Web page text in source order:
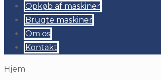
Opkøb af maskiner
Brugte maskiner
Om os
Kontakt
Hjem